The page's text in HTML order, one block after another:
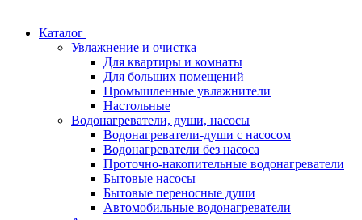
Каталог
Увлажнение и очистка
Для квартиры и комнаты
Для больших помещений
Промышленные увлажнители
Настольные
Водонагреватели, души, насосы
Водонагреватели-души с насосом
Водонагреватели без насоса
Проточно-накопительные водонагреватели
Бытовые насосы
Бытовые переносные души
Автомобильные водонагреватели